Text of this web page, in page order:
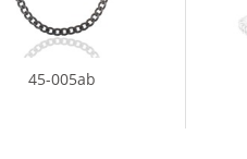
45-005ab